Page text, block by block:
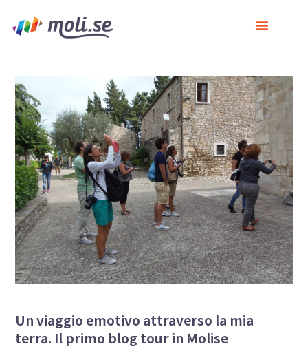
Un viaggio emotivo attraverso la mia
terra. Il primo blog tour in Molise